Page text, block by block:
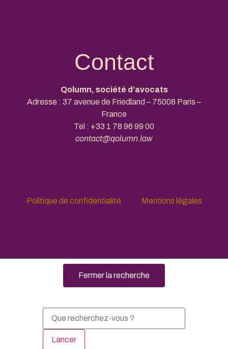
Contact
Qolumn, société d’avocats
Adresse : 37 avenue de Friedland – 75008 Paris –
France
Tel : +33 1 78 96 99 00
contact@qolumn.law
Politique de confidentialité Mentions légales
Fermer la recherche
Lancer